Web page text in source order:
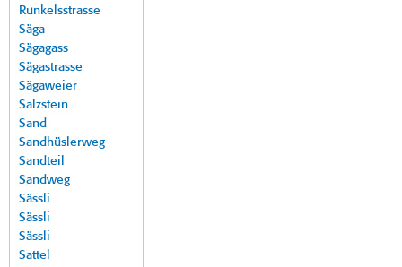
Runkelsstrasse
Säga
Sägagass
Sägastrasse
Sägaweier
Salzstein
Sand
Sandhüslerweg
Sandteil
Sandweg
Sässli
Sässli
Sässli
Sattel